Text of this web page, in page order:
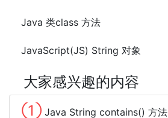
Java 类class 方法
JavaScript(JS) String 对象
大家感兴趣的内容
① Java String contains() 方法